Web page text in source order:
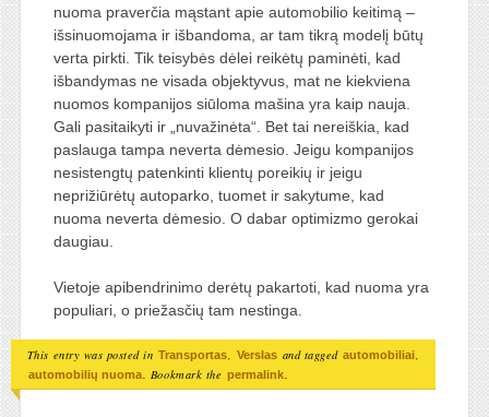
nuoma praverčia mąstant apie automobilio keitimą –
išsinuomojama ir išbandoma, ar tam tikrą modelį būtų
verta pirkti. Tik teisybės dėlei reikėtų paminėti, kad
išbandymas ne visada objektyvus, mat ne kiekviena
nuomos kompanijos siūloma mašina yra kaip nauja.
Gali pasitaikyti ir „nuvažinėta“. Bet tai nereiškia, kad
paslauga tampa neverta dėmesio. Jeigu kompanijos
nesistengtų patenkinti klientų poreikių ir jeigu
neprižiūrėtų autoparko, tuomet ir sakytume, kad
nuoma neverta dėmesio. O dabar optimizmo gerokai
daugiau.
Vietoje apibendrinimo derėtų pakartoti, kad nuoma yra
populiari, o priežasčių tam nestinga.
This entry was posted in Transportas, Verslas and tagged automobiliai,
automobilių nuoma. Bookmark the permalink.